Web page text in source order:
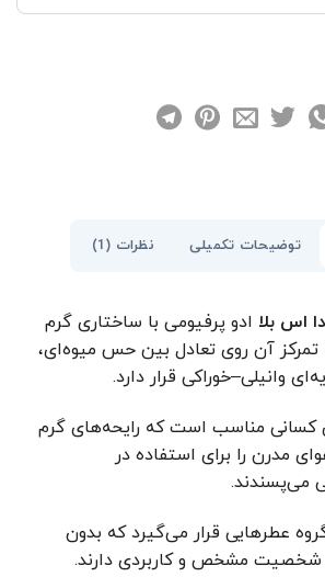
توضیحات تکمیلی نظرات (1)
اس بلا ادو پرفیومی با ساختاری گرم
آن روی تعادل بین حس میوه‌ای،
وانیلی–خوراکی قرار دارد.
کسانی مناسب است که رایحه‌های گرم
مدرن را برای استفاده در
می‌پسندند.
عطرهایی قرار می‌گیرد که بدون
شخصیت مشخص و کاربردی دارند.